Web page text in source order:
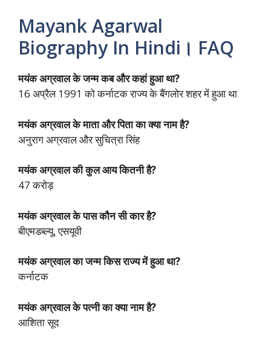
Mayank Agarwal
Biography In Hindi। FAQ
मयंक अग्रवाल के जन्म कब और कहां हुआ था?
16 अप्रैल 1991 को कर्नाटक राज्य के बैंगलोर शहर में हुआ था
मयंक अग्रवाल के माता और पिता का क्या नाम है?
अनुराग अग्रवाल और सुचित्रा सिंह
मयंक अग्रवाल की कुल आय कितनी है?
47 करोड़
मयंक अग्रवाल के पास कौन सी कार है?
बीएमडब्ल्यू, एसयूवी
मयंक अग्रवाल का जन्म किस राज्य में हुआ था?
कर्नाटक
मयंक अग्रवाल के पत्नी का क्या नाम है?
आशिता सूद